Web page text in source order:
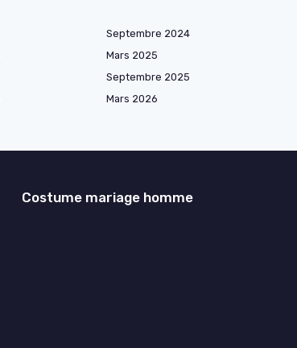
Septembre 2024
Mars 2025
Septembre 2025
Mars 2026
Costume mariage homme